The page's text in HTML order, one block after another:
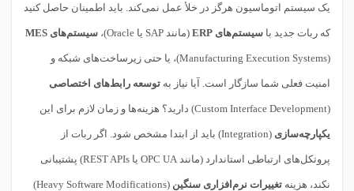
یک سیستم اتوماسیون هرگز در خلأ عمل نمی‌کند. باید اطمینان حاصل کنید
که ربات جدید با سیستم‌های ERP (مانند SAP یا Oracle)، سیستم‌های MES
(Manufacturing Execution Systems)، یا حتی زیرساخت‌های شبکه و
امنیت فعلی شما سازگار است. آیا نیاز به توسعه رابط‌های اختصاصی
(Custom Interface Development) دارید؟ هزینه‌ها و زمان لازم برای این
یکپارچه‌سازی (Integration) باید از ابتدا مشخص شود. اگر ربات از
پروتکل‌های ارتباطی استاندارد (مانند OPC UA یا REST APIs) پشتیبانی
نکند، هزینه تغییرات نرم‌افزاری سنگین (Heavy Software Modifications)